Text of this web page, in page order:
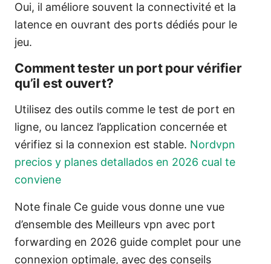
Oui, il améliore souvent la connectivité et la
latence en ouvrant des ports dédiés pour le
jeu.
Comment tester un port pour vérifier
qu’il est ouvert?
Utilisez des outils comme le test de port en
ligne, ou lancez l’application concernée et
vérifiez si la connexion est stable. Nordvpn
precios y planes detallados en 2026 cual te
conviene
Note finale Ce guide vous donne une vue
d’ensemble des Meilleurs vpn avec port
forwarding en 2026 guide complet pour une
connexion optimale, avec des conseils